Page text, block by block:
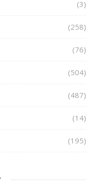
(3)
(258)
(76)
(504)
(487)
(14)
(195)